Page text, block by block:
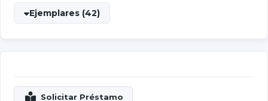
Ejemplares (42)